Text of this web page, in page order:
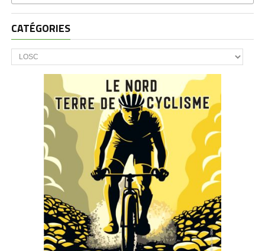
CATÉGORIES
CATÉGORIES